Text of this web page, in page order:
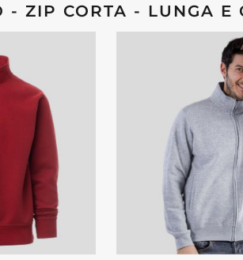
- ZIP CORTA - LUNGA E